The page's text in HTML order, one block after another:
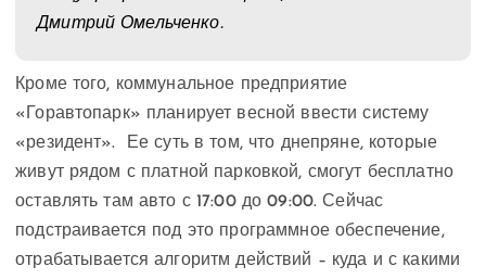
Дмитрий Омельченко.
Кроме того, коммунальное предприятие
«Горавтопарк» планирует весной ввести систему
«резидент». Ее суть в том, что днепряне, которые
живут рядом с платной парковкой, смогут бесплатно
оставлять там авто с 17:00 до 09:00. Сейчас
подстраивается под это программное обеспечение,
отрабатывается алгоритм действий – куда и с какими